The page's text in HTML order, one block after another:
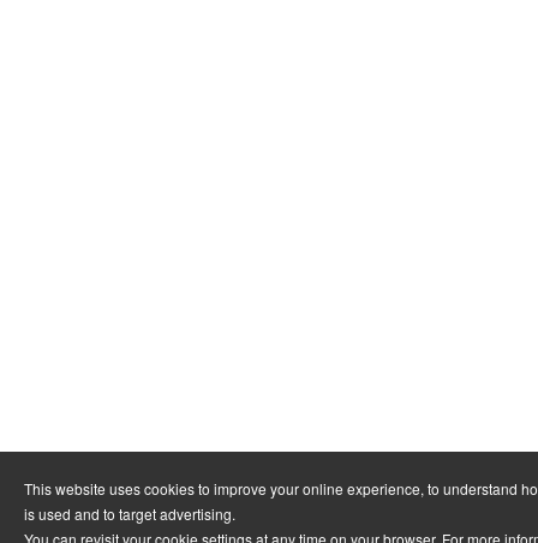
This website uses cookies to improve your online experience, to understand
is used and to target advertising.
You can revisit your cookie settings at any time on your browser. For more